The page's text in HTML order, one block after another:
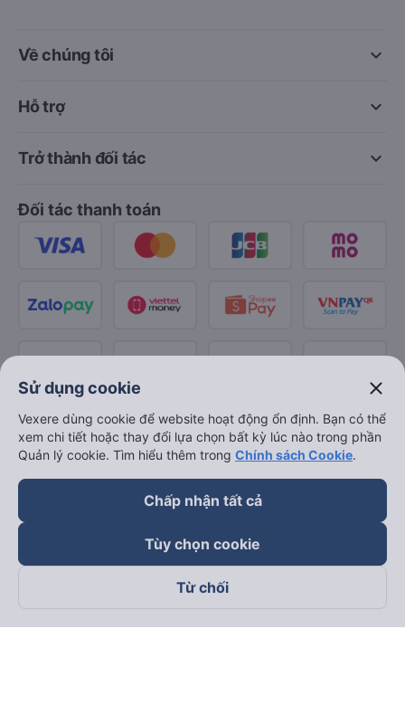
keyboard_arrow_down
Về chúng tôi
keyboard_arrow_down
Hỗ trợ
keyboard_arrow_down
Trở thành đối tác
Đối tác thanh toán
Theo dõi chúng tôi trên
Sử dụng cookie close
Vexere dùng cookie để website hoạt động ổn định. Bạn có thể
xem chi tiết hoặc thay đổi lựa chọn bất kỳ lúc nào trong phần
Quản lý cookie. Tìm hiểu thêm trong Chính sách Cookie.
Chấp nhận tất cả
Tùy chọn cookie
Từ chối